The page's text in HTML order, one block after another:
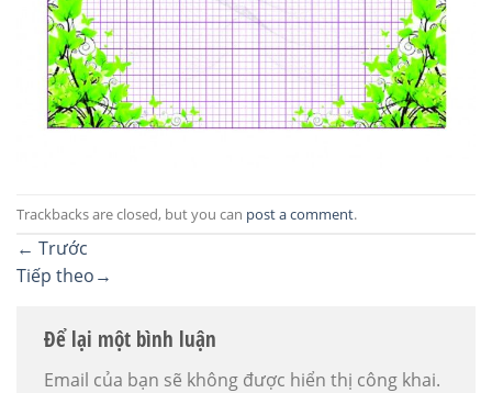
Trackbacks are closed, but you can post a comment.
← Trước
Tiếp theo→
Để lại một bình luận
Email của bạn sẽ không được hiển thị công khai.